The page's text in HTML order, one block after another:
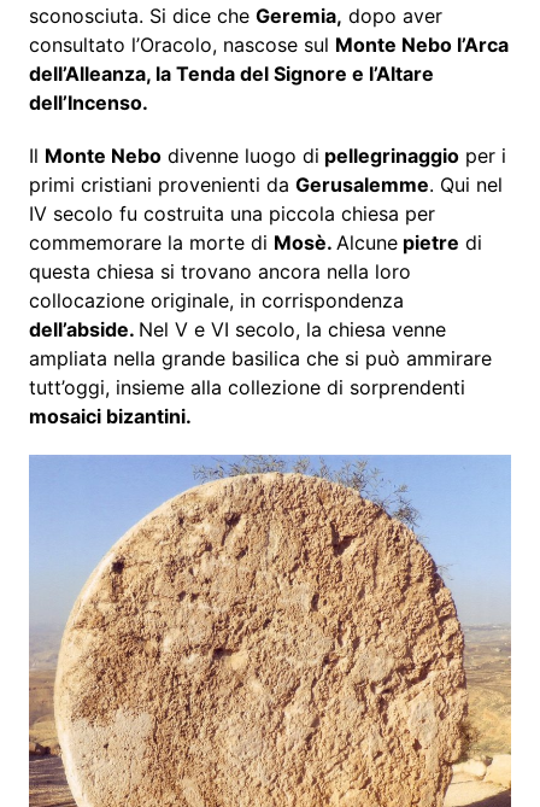
sconosciuta. Si dice che Geremia, dopo aver
consultato l’Oracolo, nascose sul Monte Nebo l’Arca
dell’Alleanza, la Tenda del Signore e l’Altare
dell’Incenso.
Il Monte Nebodivenne luogo di pellegrinaggioper i
primi cristiani provenienti da Gerusalemme. Qui nel
IV secolo fu costruita una piccola chiesa per
commemorare la morte di Mosè. Alcunepietre di
questa chiesa si trovano ancora nella loro
collocazione originale, in corrispondenza
dell’abside. Nel V e VI secolo, la chiesa venne
ampliata nella grande basilica che si può ammirare
tutt’oggi, insieme alla collezione di sorprendenti
mosaici bizantini.